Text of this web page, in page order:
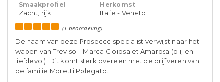
Smaakprofiel
Zacht, rijk
Herkomst
Italië - Veneto
(1 beoordeling)
De naam van deze Prosecco specialist verwijst naar het
wapen van Treviso – Marca Gioiosa et Amarosa (blij en
liefdevol). Dit komt sterk overeen met de drijfveren van
de familie Moretti Polegato.